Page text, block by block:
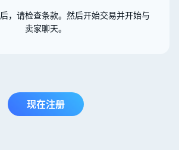
，请检查条款。然后开始交易并开始与
卖家聊天。
现在注册